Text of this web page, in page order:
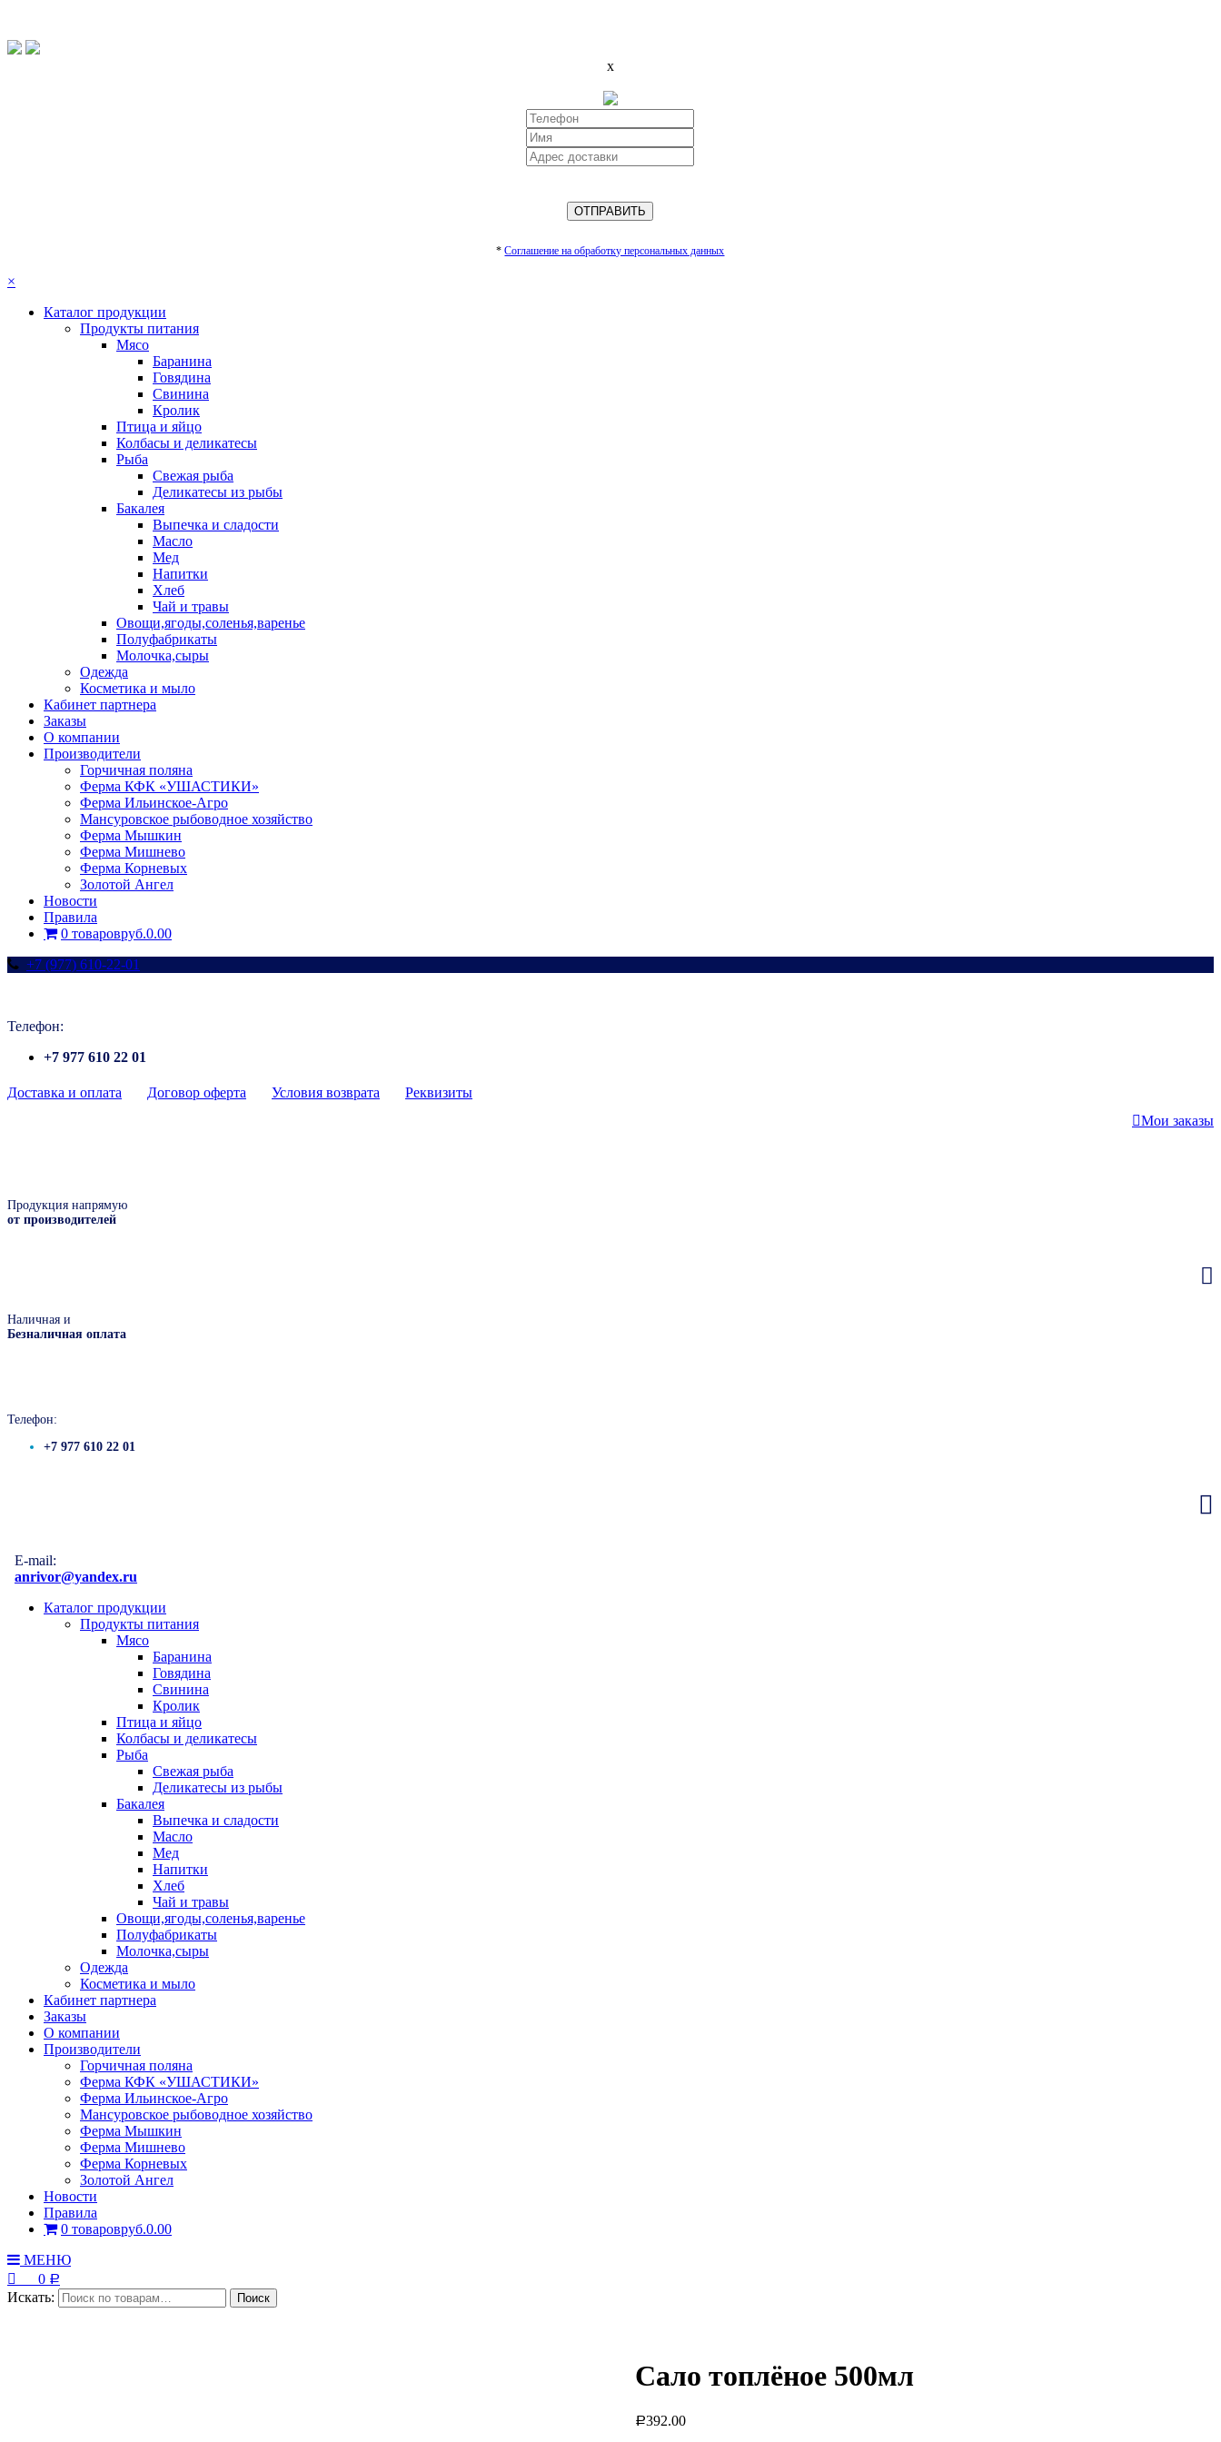
x
ОТПРАВИТЬ
*Cоглашение на обработку персональных данных
×
Каталог продукции
Продукты питания
Мясо
Баранина
Говядина
Свинина
Кролик
Птица и яйцо
Колбасы и деликатесы
Рыба
Свежая рыба
Деликатесы из рыбы
Бакалея
Выпечка и сладости
Масло
Мед
Напитки
Хлеб
Чай и травы
Овощи,ягоды,соленья,варенье
Полуфабрикаты
Молочка,сыры
Одежда
Косметика и мыло
Кабинет партнера
Заказы
О компании
Производители
Горчичная поляна
Ферма КФК «УШАСТИКИ»
Ферма Ильинское-Агро
Мансуровское рыбоводное хозяйство
Ферма Мышкин
Ферма Мишнево
Ферма Корневых
Золотой Ангел
Новости
Правила
0 товаровруб.0.00
+7 (977) 610-22-01
Телефон:
+7 977 610 22 01
Доставка и оплата Договор оферта Условия возврата
Реквизиты
Мои заказы
Продукция напрямую
от производителей
Наличная и
Безналичная оплата
Телефон:
+7 977 610 22 01
E-mail:
anrivor@yandex.ru
Каталог продукции
Продукты питания
Мясо
Баранина
Говядина
Свинина
Кролик
Птица и яйцо
Колбасы и деликатесы
Рыба
Свежая рыба
Деликатесы из рыбы
Бакалея
Выпечка и сладости
Масло
Мед
Напитки
Хлеб
Чай и травы
Овощи,ягоды,соленья,варенье
Полуфабрикаты
Молочка,сыры
Одежда
Косметика и мыло
Кабинет партнера
Заказы
О компании
Производители
Горчичная поляна
Ферма КФК «УШАСТИКИ»
Ферма Ильинское-Агро
Мансуровское рыбоводное хозяйство
Ферма Мышкин
Ферма Мишнево
Ферма Корневых
Золотой Ангел
Новости
Правила
0 товаровруб.0.00
МЕНЮ
0 Р
Искать:
Сало топлёное 500мл
Р392.00